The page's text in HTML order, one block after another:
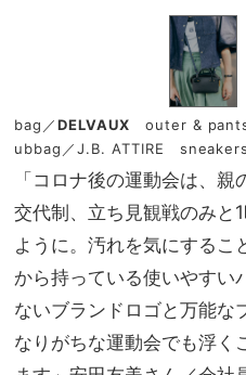
bag／DELVAUX outer &
ubbag／J.B. ATTIRE
「コロナ後の運動会は、
交代制、立ち見観戦のみと
ように。汚れを気にするこ
から持っている使いやすい
ないブランドロゴと万能な
なりがちな運動会でも浮く